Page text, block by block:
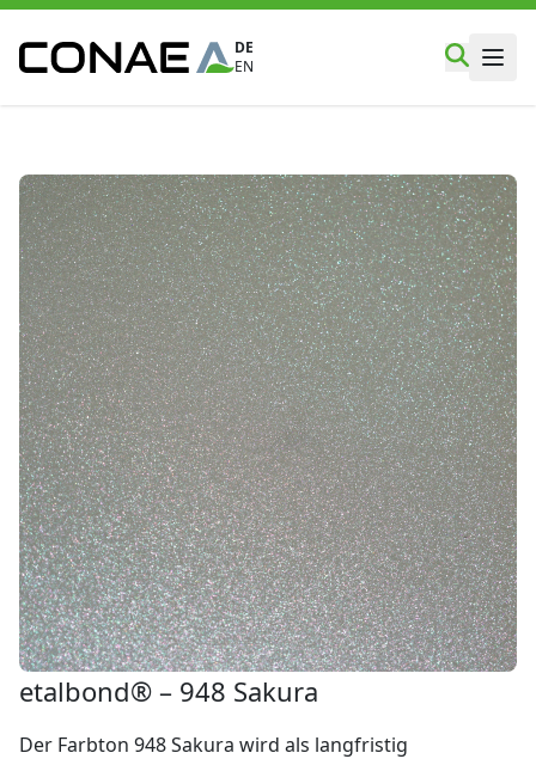
DE
EN
etalbond® – 948 Sakura
Der Farbton 948 Sakura wird als langfristig